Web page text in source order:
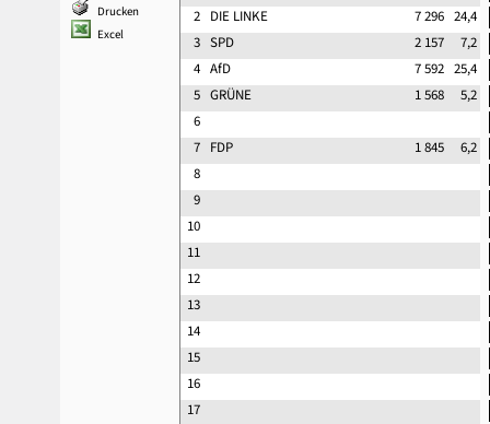
Drucken
Excel
2 DIE LINKE 7 296 24,4
3 SPD 2 157
7,2
4 AfD 7 592 25,4
5 GRÜNE 1 568
5,2
6
7 FDP 1 845
6,2
8
9
10
11
12
13
14
15
16
17